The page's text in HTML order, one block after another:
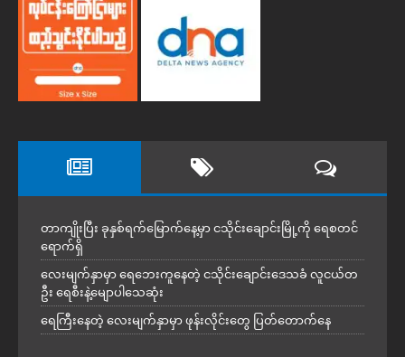
တာကျိုးပြီး ခုနှစ်ရက်မြောက်နေ့မှာ ငသိုင်းချောင်းမြို့ကို ရေစတင်
ရောက်ရှိ
လေးမျက်နှာမှာ ရေဘေးကူနေတဲ့ ငသိုင်းချောင်းဒေသခံ လူငယ်တ
ဦး ရေစီးနဲ့မျောပါသေဆုံး
ရေကြီးနေတဲ့ လေးမျက်နှာမှာ ဖုန်းလိုင်းတွေ ပြတ်တောက်နေ